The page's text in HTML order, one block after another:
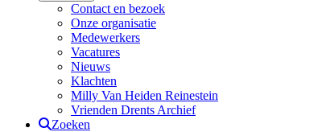
Contact en bezoek
Onze organisatie
Medewerkers
Vacatures
Nieuws
Klachten
Milly Van Heiden Reinestein
Vrienden Drents Archief
Zoeken